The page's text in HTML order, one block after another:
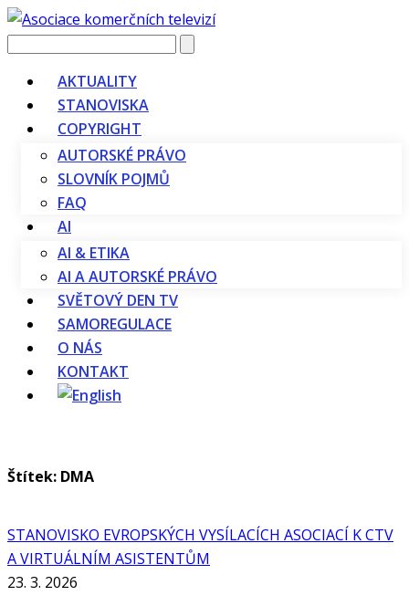
Vyhledávání
AKTUALITY
STANOVISKA
COPYRIGHT
AUTORSKÉ PRÁVO
SLOVNÍK POJMŮ
FAQ
AI
AI & ETIKA
AI A AUTORSKÉ PRÁVO
SVĚTOVÝ DEN TV
SAMOREGULACE
O NÁS
KONTAKT
Štítek: DMA
STANOVISKO EVROPSKÝCH VYSÍLACÍCH ASOCIACÍ K CTV
A VIRTUÁLNÍM ASISTENTŮM
23. 3. 2026